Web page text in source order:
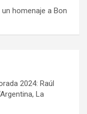
homenaje a Bon
2024: Raúl
La